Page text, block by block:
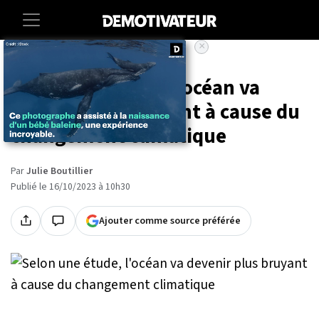
Environnement
Selon une étude, l'océan va
devenir plus bruyant à cause du
changement climatique
ParJulie Boutillier
Publié le 16/10/2023 à 10h30
Ajouter comme source préférée
×